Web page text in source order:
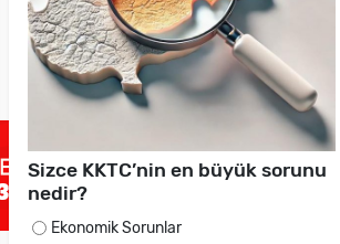
Sizce KKTC’nin en büyük sorunu
nedir?
Ekonomik Sorunlar